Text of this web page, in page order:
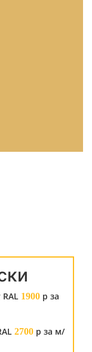
1900 р за
2700 р за м/